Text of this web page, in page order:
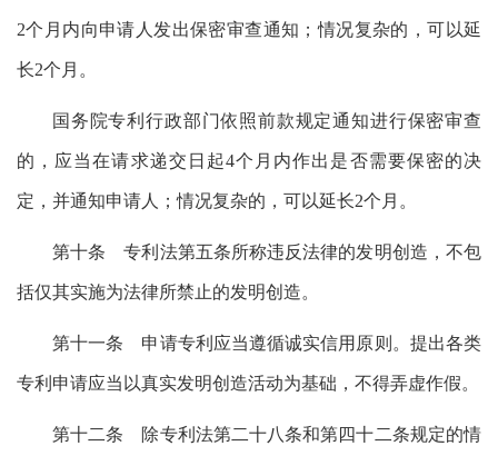
2个月内向申请人发出保密审查通知；情况复杂的，可以延
长2个月。
国务院专利行政部门依照前款规定通知进行保密审查
的，应当在请求递交日起4个月内作出是否需要保密的决
定，并通知申请人；情况复杂的，可以延长2个月。
第十条 专利法第五条所称违反法律的发明创造，不包
括仅其实施为法律所禁止的发明创造。
第十一条 申请专利应当遵循诚实信用原则。提出各类
专利申请应当以真实发明创造活动为基础，不得弄虚作假。
第十二条 除专利法第二十八条和第四十二条规定的情